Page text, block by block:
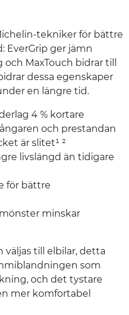
tekniker för bättre
EverGrip ger jämn
MaxTouch bidrar till
dessa egenskaper
en längre tid.
4 % kortare
och prestandan
är slitet¹ ²
livslängd än tidigare
för bättre
minskar
väljas till elbilar, detta
som
och det tystare
mer komfortabel